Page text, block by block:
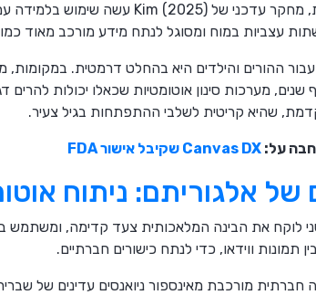
עצביות במוח ומסוגל לנתח מידע מורכב מאוד כמו
ההורים והילדים היא בהחלט דרמטית.
שנים, מערכות סינון אוטומטיות שכאלו יכולות
שהיא קריטית לשלבי ההתפתחות בגיל צעיר.
על: Canvas DX שקיבל אישור FDA
של אלגוריתם: ניתוח
תמונות ווידאו, כדי לנתח כישורים חברתיים.
חברתית מורכבת מאינספור ניואנסים עדינים של